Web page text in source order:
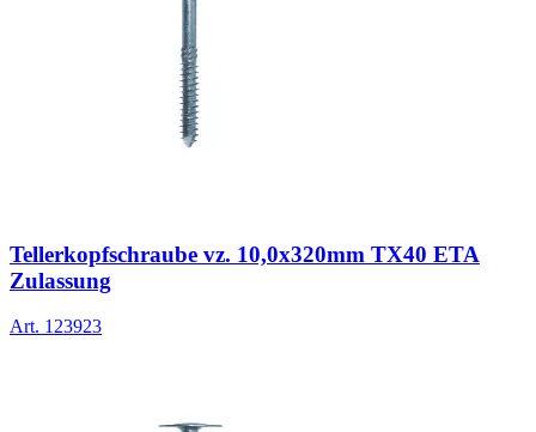
Tellerkopfschraube vz. 10,0x320mm TX40 ETA
Zulassung
Art. 123923